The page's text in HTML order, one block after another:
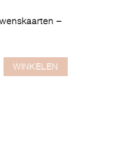
–
WINKELEN